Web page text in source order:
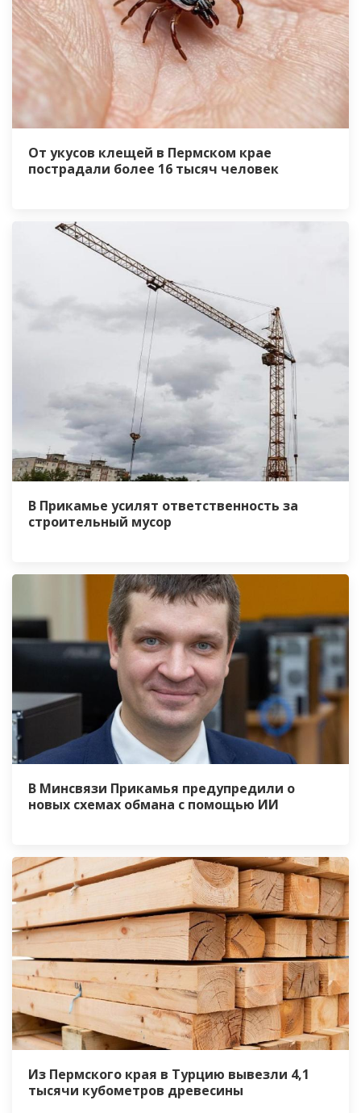
От укусов клещей в Пермском крае
пострадали более 16 тысяч человек
В Прикамье усилят ответственность за
строительный мусор
В Минсвязи Прикамья предупредили о
новых схемах обмана с помощью ИИ
Из Пермского края в Турцию вывезли 4,1
тысячи кубометров древесины